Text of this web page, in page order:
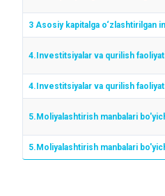
3 Asosiy kapitalga o‘zlashtirilgan
4.Investitsiyalar va qurilish
4.Investitsiyalar va qurilish
5.Мoliyalashtirish manbalari
5.Мoliyalashtirish manbalari